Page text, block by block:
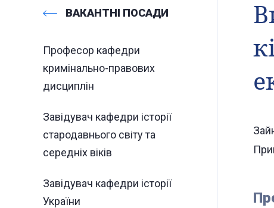
ВАКАНТНІ ПОСАДИ
Професор кафедри
кримінально-правових
дисциплін
Завідувач кафедри історії
стародавнього світу та
середніх віків
Завідувач кафедри історії
України